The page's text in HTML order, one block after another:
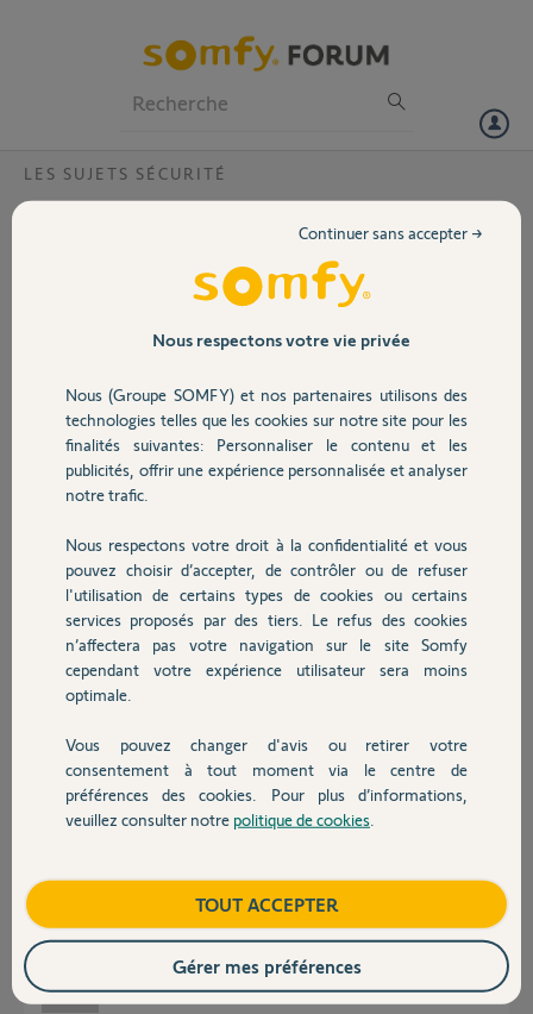
Volet
Sécurité
Domotique
Chauffage
Autres produits
Devis avec un pro
Contact
LES SUJETS SÉCURITÉ
Déclenchement sirène extérieure déplacée
Cela fait 3 fois que ma sirène extérieure se déclenche sans avoir été
déplacée. Elle est bien fixée solidement au mur et n’a pas bougé. Nous
étions chez nous avec l’alarme désactivée.
Y’a t’il un réglage à effectuer pour y remédier?
Nicolas B.
Participer au fil de discussion
Réponses
Bonjour Nicolas,
Pouvez-vous m'indiquer l'adresse MAC de votre système d'alarme, afin
Bonne journée,
Maud F. il y a plus de 6 ans
Bonjour, l’adresse MAC est: E04F43B979B0.
Nicolas B. il y a plus de 6 ans
Nous respectons votre vie privée
Nous (Groupe SOMFY) et nos partenaires utilisons des
technologies telles que les cookies sur notre site pour les
finalités suivantes: Personnaliser le contenu et les
publicités, offrir une expérience personnalisée et analyser
notre trafic.
Nous respectons votre droit à la confidentialité et vous
pouvez choisir d’accepter, de contrôler ou de refuser
l'utilisation de certains types de cookies ou certains
services proposés par des tiers. Le refus des cookies
n’affectera pas votre navigation sur le site Somfy
cependant votre expérience utilisateur sera moins
optimale.
Vous pouvez changer d'avis ou retirer votre
consentement à tout moment via le centre de
préférences des cookies. Pour plus d’informations,
veuillez consulter notre politique de cookies
Continuer sans accepter →
TOUT ACCEPTER
Gérer mes préférences